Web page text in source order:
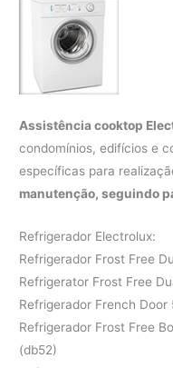
Assistência cooktop
condomínios, edifícios e
específicas para
manutenção, seguindo
Refrigerador Electrolux:
Refrigerador Frost Free
Refrigerator Frost Free
Refrigerador French
Refrigerador Frost Free
(db52)